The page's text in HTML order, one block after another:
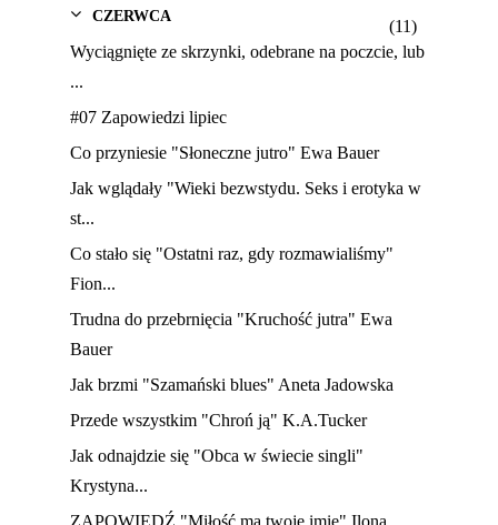
CZERWCA
(11)
Wyciągnięte ze skrzynki, odebrane na poczcie, lub
...
#07 Zapowiedzi lipiec
Co przyniesie "Słoneczne jutro" Ewa Bauer
Jak wglądały "Wieki bezwstydu. Seks i erotyka w
st...
Co stało się "Ostatni raz, gdy rozmawialiśmy"
Fion...
Trudna do przebrnięcia "Kruchość jutra" Ewa
Bauer
Jak brzmi "Szamański blues" Aneta Jadowska
Przede wszystkim "Chroń ją" K.A.Tucker
Jak odnajdzie się "Obca w świecie singli"
Krystyna...
ZAPOWIEDŹ "Miłość ma twoje imię" Ilona